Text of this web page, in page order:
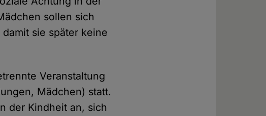
sollen sich
sie später keine
Veranstaltung
Mädchen) statt.
der Kindheit an, sich